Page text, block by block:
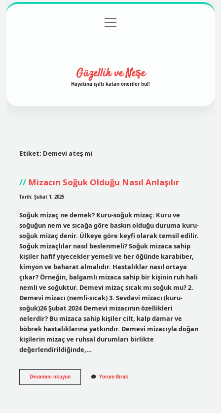
Gizlilik Politikası
menüyü
aç
Güzellik ve Neşe
Hayatına ışıltı katan öneriler bul!
Etiket: Demevi ateş mi
Mizacın Soğuk Olduğu Nasıl Anlaşılır
Tarih: Şubat 1, 2025
Soğuk mizaç ne demek? Kuru-soğuk mizaç: Kuru ve
soğuğun nem ve sıcağa göre baskın olduğu duruma kuru-
soğuk mizaç denir. Ülkeye göre keyfi olarak temsil edilir.
Soğuk mizaçlılar nasıl beslenmeli? Soğuk mizaca sahip
kişiler hafif yiyecekler yemeli ve her öğünde karabiber,
kimyon ve baharat almalıdır. Hastalıklar nasıl ortaya
çıkar? Örneğin, balgamlı mizaca sahip bir kişinin ruh hali
nemli ve soğuktur. Demevi mizaç sıcak mı soğuk mu? 2.
Demevi mizacı (nemli-sıcak) 3. Sevdavi mizacı (kuru-
soğuk)26 Şubat 2024 Demevi mizacının özellikleri
nelerdir? Bu mizaca sahip kişiler cilt, kalp damar ve
böbrek hastalıklarına yatkındır. Demevi mizacıyla doğan
kişilerin mizaç ve ruhsal durumları birlikte
değerlendirildiğinde,…
Devamını okuyunMizacın
Soğuk
Yorum Bırak